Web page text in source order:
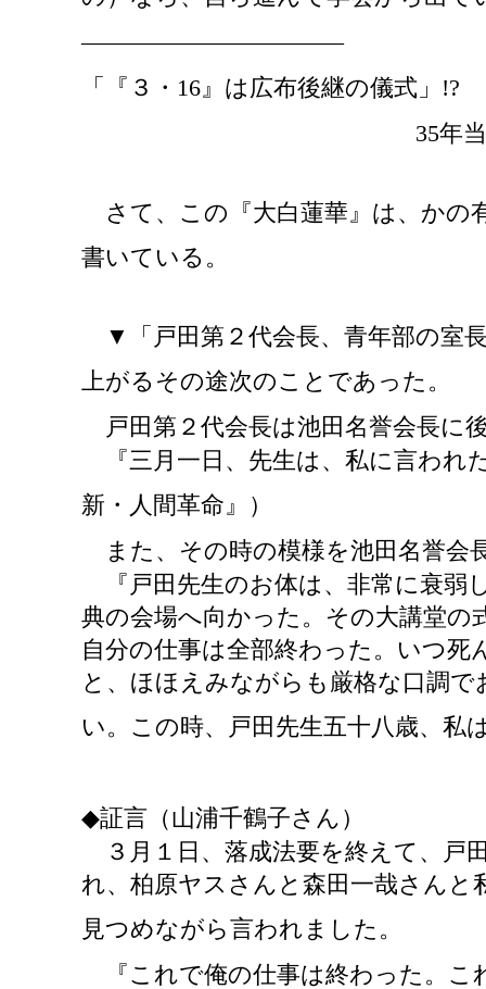
―――――――――――
「『３・ 16』は広布後継の儀式」!?
35年
さて、この『大白蓮華』は、かの
書いている。
▼「戸田第２代会長、青年部の室
上がるその途次のことであった。
戸田第２代会長は池田名誉会長に
『三月一日、先生は、私に言われ
新・人間革命』）
また、その時の模様を池田名誉会
『戸田先生のお体は、非常に衰弱
典の会場へ向かった。その大講堂
自分の仕事は全部終わった。いつ
と、ほほえみながらも厳格な口調
い。この時、戸田先生五十八歳、私
◆証言（山浦千鶴子さん）
３月１日、落成法要を終えて、戸
れ、柏原ヤスさんと森田一哉さんと
見つめながら言われました。
『これで俺の仕事は終わった。こ